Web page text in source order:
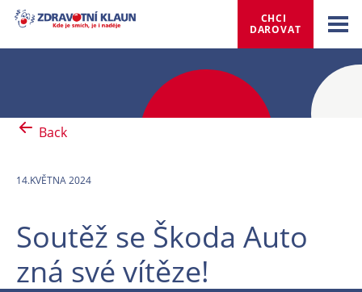
CHCI
DAROVAT
Back
14.KVĚTNA 2024
Soutěž se Škoda Auto
zná své vítěze!